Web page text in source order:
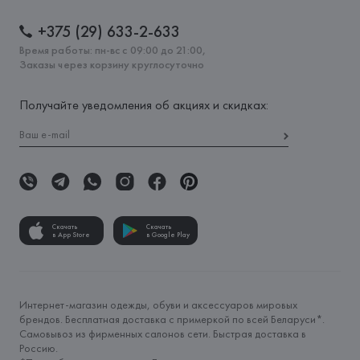
+375 (29) 633-2-633
Время работы: пн-вс с 09:00 до 21:00,
Заказы через корзину круглосуточно
Получайте уведомления об акциях и скидках:
Скачать
в App Store
Скачать
в Google Play
Интернет-магазин одежды, обуви и аксессуаров мировых
брендов. Бесплатная доставка с примеркой по всей Беларуси*.
Самовывоз из фирменных салонов сети. Быстрая доставка в
Россию.